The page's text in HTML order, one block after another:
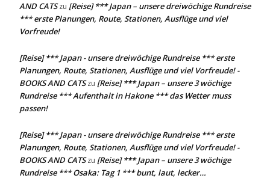
AND CATSzu [Reise] *** Japan – unsere dreiwöchige Rundreise
*** erste Planungen, Route, Stationen, Ausflüge und viel
Vorfreude!
[Reise] *** Japan - unsere dreiwöchige Rundreise *** erste
Planungen, Route, Stationen, Ausflüge und viel Vorfreude! -
BOOKS AND CATSzu [Reise] *** Japan – unsere 3 wöchige
Rundreise *** Aufenthalt in Hakone *** das Wetter muss
passen!
[Reise] *** Japan - unsere dreiwöchige Rundreise *** erste
Planungen, Route, Stationen, Ausflüge und viel Vorfreude! -
BOOKS AND CATSzu [Reise] *** Japan – unsere 3 wöchige
Rundreise *** Osaka: Tag 1 *** bunt, laut, lecker…